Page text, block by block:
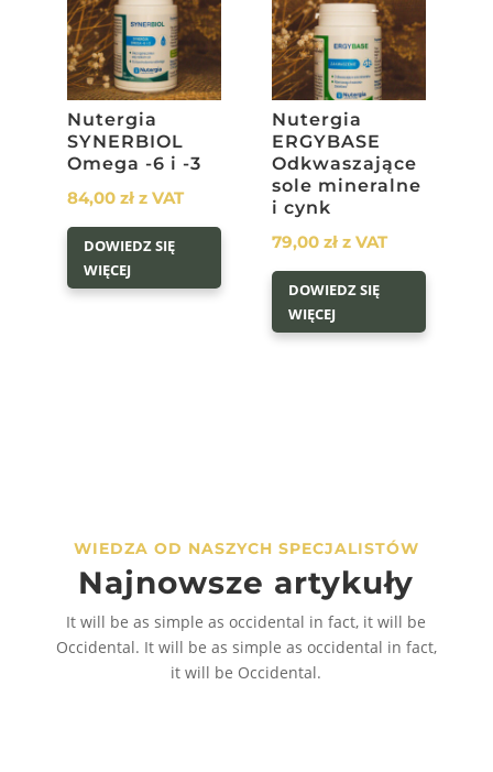
Nutergia
SYNERBIOL
Omega -6 i -3
84,00 zł z VAT
DOWIEDZ SIĘ
WIĘCEJ
Nutergia
ERGYBASE
Odkwaszające
sole mineralne
i cynk
79,00zł z VAT
DOWIEDZ SIĘ
WIĘCEJ
WIEDZA OD NASZYCH SPECJALISTÓW
Najnowsze artykuły
It will be as simple as occidental in fact, it will be
Occidental. It will be as simple as occidental in fact,
it will be Occidental.